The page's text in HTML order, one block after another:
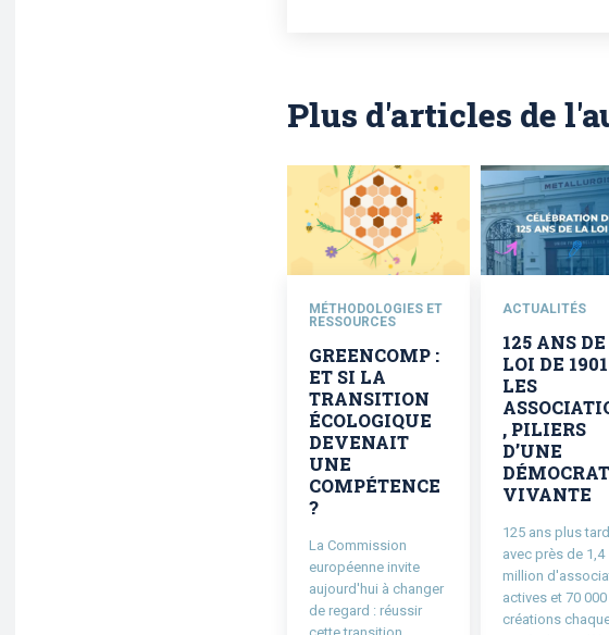
Plus d'articles de
MÉTHODOLOGIES ET
RESSOURCES
GREENCOMP :
ET SI LA
TRANSITION
ÉCOLOGIQUE
DEVENAIT
UNE
COMPÉTENCE
?
La Commission
européenne invite
aujourd'hui à changer
de regard : réussir
ACTUALITÉS
125 ANS
LOI DE
LES
, PILIERS
D’UNE
VIVANTE
125 ans plus tard,
avec près de 1,4
million
actives et 70 000
créations